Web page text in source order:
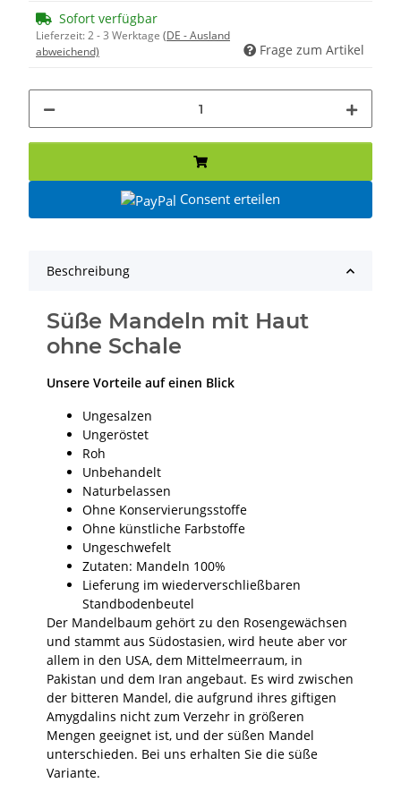
Sofort verfügbar
Lieferzeit:2 - 3 Werktage (DE - Ausland
abweichend)
Frage zum Artikel
Consent erteilen
Beschreibung
Süße Mandeln mit Haut
ohne Schale
Unsere Vorteile auf einen Blick
Ungesalzen
Ungeröstet
Roh
Unbehandelt
Naturbelassen
Ohne Konservierungsstoffe
Ohne künstliche Farbstoffe
Ungeschwefelt
Zutaten: Mandeln 100%
Lieferung im wiederverschließbaren
Standbodenbeutel
Der Mandelbaum gehört zu den Rosengewächsen
und stammt aus Südostasien, wird heute aber vor
allem in den USA, dem Mittelmeerraum, in
Pakistan und dem Iran angebaut. Es wird zwischen
der bitteren Mandel, die aufgrund ihres giftigen
Amygdalins nicht zum Verzehr in größeren
Mengen geeignet ist, und der süßen Mandel
unterschieden. Bei uns erhalten Sie die süße
Variante.